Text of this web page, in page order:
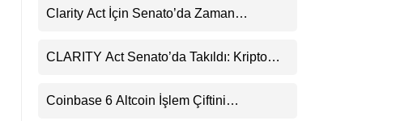
Clarity Act İçin Senato’da Zaman
CLARITY Act Senato’da Takıldı: Kripto
Coinbase 6 Altcoin İşlem Çiftini